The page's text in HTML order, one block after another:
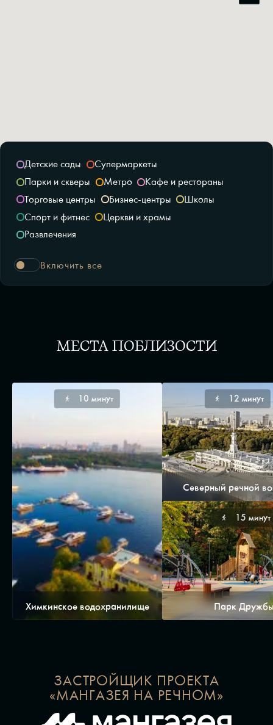
Детские сады
Супермаркеты
Парки и скверы
Метро
Кафе и рестораны
Торговые центры
Бизнес-центры
Школы
Спорт и фитнес
Церкви и храмы
Развлечения
Включить все
МЕСТА ПОБЛИЗОСТИ
10 минут
Химкинское водохранилище
12 минут
Северный речной
15 минут
Парк
ЗАСТРОЙЩИК ПРОЕКТА
«МАНГАЗЕЯ НА РЕЧНОМ»